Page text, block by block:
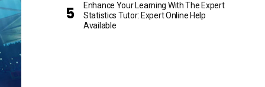
Enhance Your Learning With The Expert
Statistics Tutor: Expert Online Help
Available